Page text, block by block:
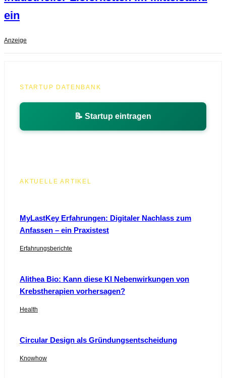
ein
Anzeige
STARTUP DATENBANK
📝 Startup eintragen
AKTUELLE ARTIKEL
MyLastKey Erfahrungen: Digitaler Nachlass zum
Anfassen – ein Praxistest
Erfahrungsberichte
Alithea Bio: Kann diese KI Nebenwirkungen von
Krebstherapien vorhersagen?
Health
Circular Design als Gründungsentscheidung
Knowhow